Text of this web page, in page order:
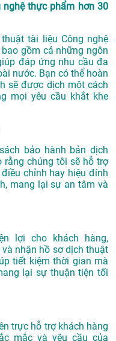
nghệ thực phẩm hơn 30
tài liệu Công nghệ
gồm cả những ngôn
đáp ứng nhu cầu đa
nước. Bạn có thể hoàn
sẽ được dịch một cách
mọi yêu cầu khắt khe
bảo hành bản dịch
rằng chúng tôi sẽ hỗ trợ
chỉnh hay hiệu đính
mang lại sự an tâm và
lợi cho khách hàng,
và nhận hồ sơ dịch thuật
tiết kiệm thời gian mà
lại sự thuận tiện tối
trực hỗ trợ khách hàng
mắc và yêu cầu của